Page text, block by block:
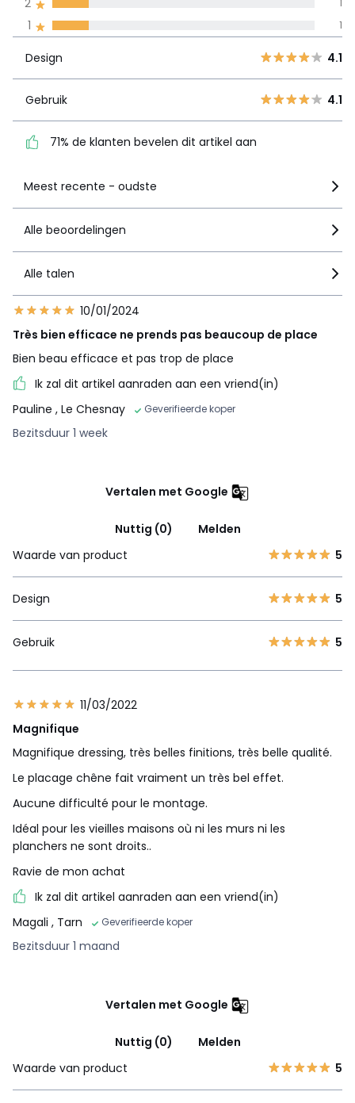
1
2 1
3
4 1
4.1
71% de klanten bevelen
Zie details van de nota
1 1
1
Design 4.1
Gebruik 4.1
71% de klanten bevelen dit artikel aan
Meest recente - oudste
Alle beoordelingen
Alle talen
10/01/2024
Très bien efficace ne prends pas beaucoup de place
Bien beau efficace et pas trop de place
Ik zal dit artikel aanraden aan een vriend(in)
Pauline , Le Chesnay Geverifieerde koper
Bezitsduur 1 week
Vertalen met Google
Nuttig (0)
Melden
Waarde van product
5
Design 5
Gebruik 5
11/03/2022
Magnifique
Magnifique dressing, très belles finitions, très belle qualité.
Le placage chêne fait vraiment un très bel effet.
Aucune difficulté pour le montage.
Idéal pour les vieilles maisons où ni les murs ni les
planchers ne sont droits..
Ravie de mon achat
Ik zal dit artikel aanraden aan een vriend(in)
Magali , Tarn Geverifieerde koper
Bezitsduur 1 maand
Vertalen met Google
Nuttig (0)
Melden
Waarde van product
5